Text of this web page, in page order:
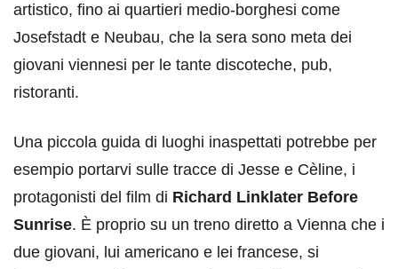
artistico, fino ai quartieri medio-borghesi come
Josefstadt e Neubau, che la sera sono meta dei
giovani viennesi per le tante discoteche, pub,
ristoranti.
Una piccola guida di luoghi inaspettati potrebbe per
esempio portarvi sulle tracce di Jesse e Cèline, i
protagonisti del film di Richard Linklater Before
Sunrise. È proprio su un treno diretto a Vienna che i
due giovani, lui americano e lei francese, si